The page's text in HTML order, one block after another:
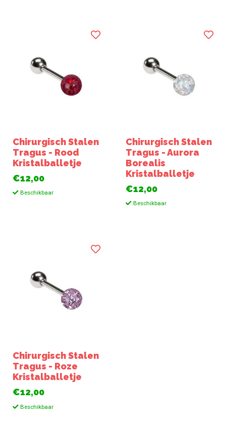
Chirurgisch Stalen
Tragus - Rood
Kristalballetje
€12,00
Beschikbaar
Chirurgisch Stalen
Tragus - Aurora
Borealis
Kristalballetje
€12,00
Beschikbaar
Chirurgisch Stalen
Tragus - Roze
Kristalballetje
€12,00
Beschikbaar